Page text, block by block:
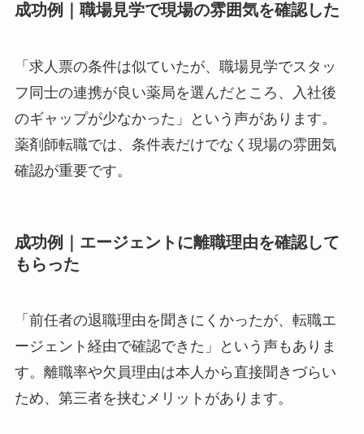
成功例｜職場見学で現場の雰囲気を確認した
「求人票の条件は似ていたが、職場見学でスタッ
フ同士の連携が良い薬局を選んだところ、入社後
のギャップが少なかった」という声があります。
薬剤師転職では、条件表だけでなく現場の雰囲気
確認が重要です。
成功例｜エージェントに離職理由を確認して
もらった
「前任者の退職理由を聞きにくかったが、転職エ
ージェント経由で確認できた」という声もありま
す。離職率や欠員理由は本人から直接聞きづらい
ため、第三者を挟むメリットがあります。